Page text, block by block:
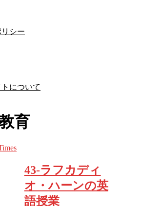
シー
について
育
43-ラフカディ
オ・ハーンの英
語授業